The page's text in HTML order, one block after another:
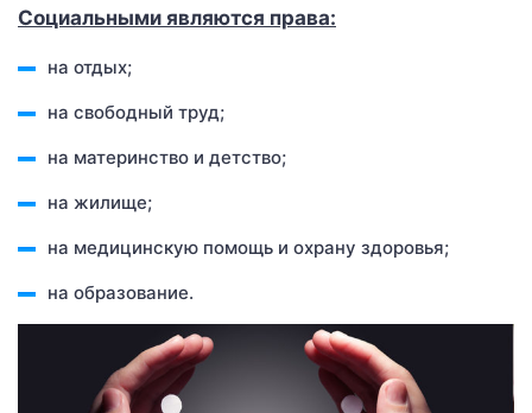
Социальными являются права:
на отдых;
на свободный труд;
на материнство и детство;
на жилище;
на медицинскую помощь и охрану здоровья;
на образование.